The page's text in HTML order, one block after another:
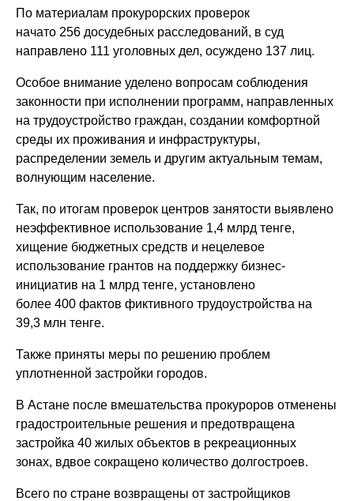
По материалам прокурорских проверок
начато 256 досудебных расследований, в суд
направлено 111 уголовных дел, осуждено 137 лиц.
Особое внимание уделено вопросам соблюдения
законности при исполнении программ, направленных
на трудоустройство граждан, создании комфортной
среды их проживания и инфраструктуры,
распределении земель и другим актуальным темам,
волнующим население.
Так, по итогам проверок центров занятости выявлено
неэффективное использование 1,4 млрд тенге,
хищение бюджетных средств и нецелевое
использование грантов на поддержку бизнес-
инициатив на 1 млрд тенге, установлено
более 400 фактов фиктивного трудоустройства на
39,3 млн тенге.
Также приняты меры по решению проблем
уплотненной застройки городов.
В Астане после вмешательства прокуроров отменены
градостроительные решения и предотвращена
застройка 40 жилых объектов в рекреационных
зонах, вдвое сокращено количество долгостроев.
Всего по стране возвращены от застройщиков